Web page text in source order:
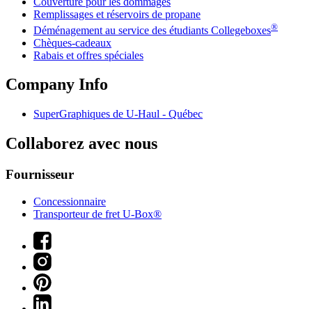
Remplissages et réservoirs de propane
Déménagement au service des étudiants Collegeboxes®
Chèques-cadeaux
Rabais et offres spéciales
Company Info
SuperGraphiques de U-Haul - Québec
Collaborez avec nous
Fournisseur
Concessionnaire
Transporteur de fret U-Box®